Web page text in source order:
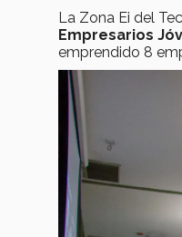
La Zona Ei del
Empresarios
emprendido 8